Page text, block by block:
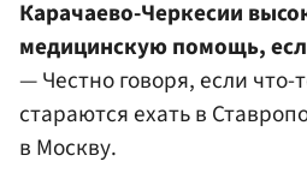
Карачаево-Черкесии
медицинскую помощь,
— Честно говоря, если что-
стараются ехать в
в Москву.